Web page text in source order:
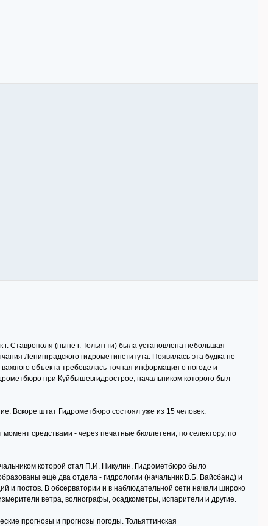
г. Ставрополя (ныне г. Тольятти) была установлена небольшая
Ленинградского гидрометинститута. Появилась эта будка не
объекта требовалась точная информация о погоде и
при Куйбышевгидрострое, начальником которого был
Вскоре штат Гидрометбюро состоял уже из 15 человек.
средствами - через печатные бюллетени, по селектору, по
которой стал П.И. Никулин. Гидрометбюро было
ещё два отдела - гидрологии (начальник В.Б. Вайсбанд) и
и постов. В обсерватории и в наблюдательной сети начали широко
ветра, волнографы, осадкометры, испарители и другие.
прогнозы и прогнозы погоды. Тольяттинская